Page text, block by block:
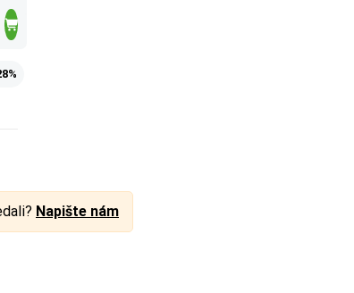
Napište nám